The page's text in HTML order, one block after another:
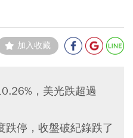
加入收藏
，美光跌超過
跌停，收盤破紀錄跌了